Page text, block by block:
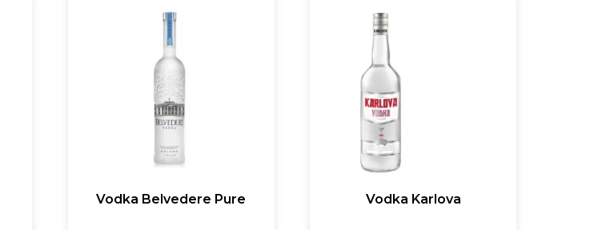
Vodka Belvedere Pure Vodka Karlova